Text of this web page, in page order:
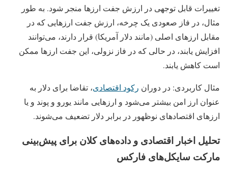
تغییرات قابل توجهی در ارزش جفت ارزها منجر شود. به‌ طور
مثال، در فاز صعودی یک چرخه، ارزش جفت ارزهایی که در
مقابل ارزهای اصلی (مانند دلار آمریکا) قرار دارند، می‌توانند
افزایش یابند، در حالی که در فاز نزولی، این جفت ارزها ممکن
است کاهش یابند.
مثال کاربردی: در دوران رکود اقتصادی، تقاضا برای دلار به‌
عنوان ارز امن بیشتر می‌شود و ارزهایی مانند یورو و پوند و یا
ارزهای اقتصادهای نوظهور در برابر دلار تضعیف می‌شوند.
تحلیل اخبار اقتصادی و داده‌های کلان برای پیش‌بینی
مارکت سایکل‌های فارکس